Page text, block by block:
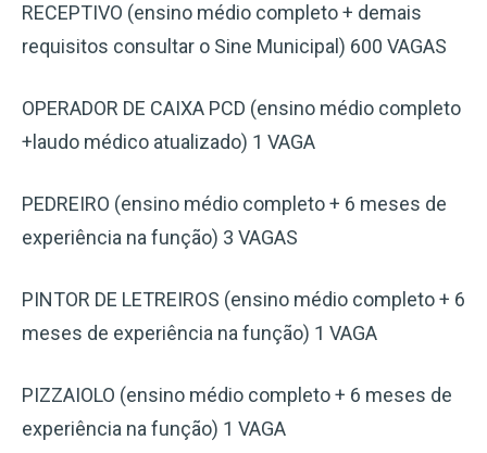
RECEPTIVO (ensino médio completo + demais
requisitos consultar o Sine Municipal) 600 VAGAS
OPERADOR DE CAIXA PCD (ensino médio completo
+laudo médico atualizado) 1 VAGA
PEDREIRO (ensino médio completo + 6 meses de
experiência na função) 3 VAGAS
PINTOR DE LETREIROS (ensino médio completo + 6
meses de experiência na função) 1 VAGA
PIZZAIOLO (ensino médio completo + 6 meses de
experiência na função) 1 VAGA